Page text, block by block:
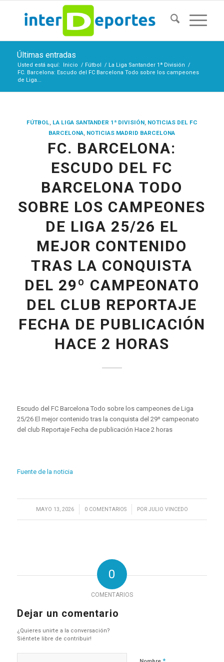
Últimas entradas
Usted está aquí: Inicio / Fútbol / La Liga Santander 1ª División /
FC. Barcelona: Escudo del FC Barcelona Todo sobre los campeones
de Liga...
FÚTBOL, LA LIGA SANTANDER 1ª DIVISIÓN, NOTICIAS DEL FC
BARCELONA, NOTICIAS MADRID BARCELONA
FC. BARCELONA:
ESCUDO DEL FC
BARCELONA TODO
SOBRE LOS CAMPEONES
DE LIGA 25/26 EL
MEJOR CONTENIDO
TRAS LA CONQUISTA
DEL 29º CAMPEONATO
DEL CLUB REPORTAJE
FECHA DE PUBLICACIÓN
HACE 2 HORAS
Escudo del FC Barcelona Todo sobre los campeones de Liga
25/26 El mejor contenido tras la conquista del 29º campeonato
del club Reportaje Fecha de publicación Hace 2 horas
Fuente de la noticia
MAYO 13, 2026
/ 0 COMENTARIOS
/ POR JULIO VINCEDO
0
COMENTARIOS
Dejar un comentario
¿Quieres unirte a la conversación?
Siéntete libre de contribuir!